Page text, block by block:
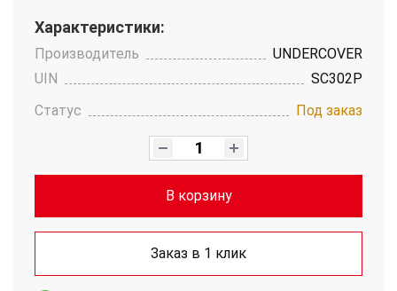
Характеристики:
Производитель
UNDERCOVER
UIN
SC302P
Статус
Под заказ
В корзину
Заказ в 1 клик